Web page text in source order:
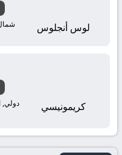
لوس أنجلوس
كريمونيسي
دولي,